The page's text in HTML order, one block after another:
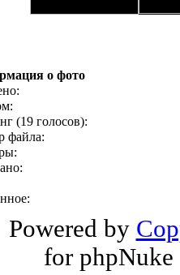
о фото
(19 голосов):
файла:
Powered by
for